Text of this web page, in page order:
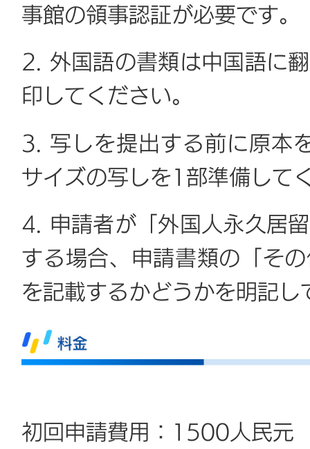
事館の領事認証が必要です。
2. 外国語の書類は中国語に
印してください。
3. 写しを提出する前に原本
サイズの写しを1部準備して
4. 申請者が「外国人永久居
する場合、申請書類の「そ
を記載するかどうかを明記し
初回申請費用：1500人民元